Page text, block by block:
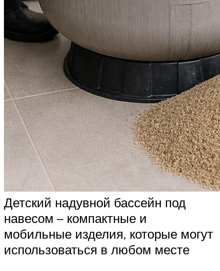
Детский надувной бассейн под
навесом – компактные и
мобильные изделия, которые могут
использоваться в любом месте